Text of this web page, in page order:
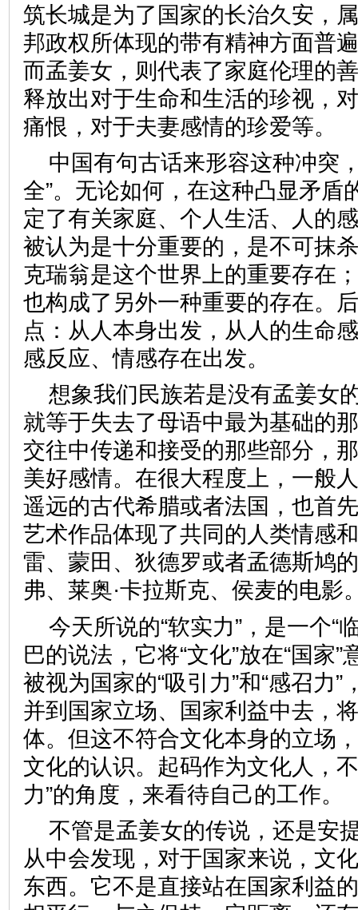
筑长城是为了国家的长治久安，
邦政权所体现的带有精神方面普
而孟姜女，则代表了家庭伦理的
释放出对于生命和生活的珍视，
痛恨，对于夫妻感情的珍爱
中国有句古话来形容这种冲突
全”。无论如何，在这种凸显矛盾
定了有关家庭、个人生活、人的
被认为是十分重要的，是不可抹
克瑞翁是这个世界上的重要存在
也构成了另外一种重要的存在。
点：从人本身出发，从人的生命
感反应、情感存在出发。
想象我们民族若是没有孟姜女
就等于失去了母语中最为基础的
交往中传递和接受的那些部分，
美好感情。在很大程度上，一般
遥远的古代希腊或者法国，也首
艺术作品体现了共同的人类情感
雷、蒙田、狄德罗或者孟德斯鸠
弗、莱奥·卡拉斯克、侯麦的
今天所说的“软实力”，是一个“
巴的说法，它将“文化”放在“国家
被视为国家的“吸引力”和“感召力
并到国家立场、国家利益中去，
体。但这不符合文化本身的立场
文化的认识。起码作为文化人，
力”的角度，来看待自己的工
不管是孟姜女的传说，还是安
从中会发现，对于国家来说，文
东西。它不是直接站在国家利益